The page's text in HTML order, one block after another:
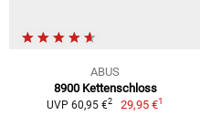
ABUS
8900 Kettenschloss
UVP 60,95 €2 29,95 €1